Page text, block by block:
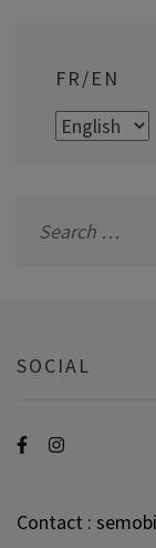
FR/EN
FR/EN
for:
SOCIAL
Contact :